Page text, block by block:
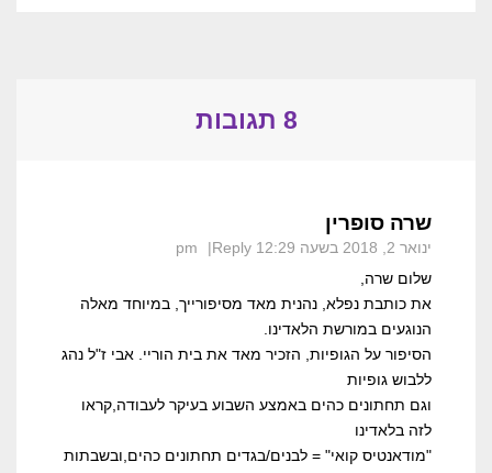
8 תגובות
שרה סופרין
ינואר 2, 2018 בשעה 12:29 pm
Reply
שלום שרה,
את כותבת נפלא, נהנית מאד מסיפורייך, במיוחד מאלה
הנוגעים במורשת הלאדינו.
הסיפור על הגופיות, הזכיר מאד את בית הוריי. אבי ז"ל נהג
ללבוש גופיות
וגם תחתונים כהים באמצע השבוע בעיקר לעבודה,קראו
לזה בלאדינו
"מודאנטיס קואי" = לבנים/בגדים תחתונים כהים,ובשבתות